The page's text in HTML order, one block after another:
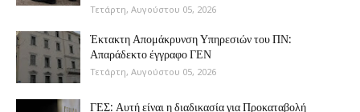
Τετάρτη, Αυγούστου 05, 2026
Έκτακτη Απομάκρυνση Υπηρεσιών του ΠΝ:
Απαράδεκτο έγγραφο ΓΕΝ
Τετάρτη, Αυγούστου 05, 2026
ΓΕΣ: Αυτή είναι η διαδικασία για Προκαταβολή